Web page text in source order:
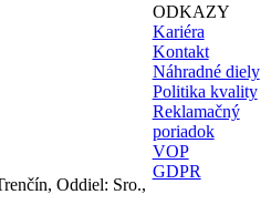
Oddiel: Sro.,
ODKAZY
Kariéra
Kontakt
Náhradné diely
Politika kvality
Reklamačný
poriadok
VOP
GDPR